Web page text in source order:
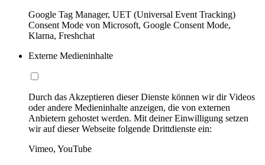
Google Tag Manager, UET (Universal Event Tracking)
Consent Mode von Microsoft, Google Consent Mode,
Klarna, Freshchat
Externe Medieninhalte
Durch das Akzeptieren dieser Dienste können wir dir Videos
oder andere Medieninhalte anzeigen, die von externen
Anbietern gehostet werden. Mit deiner Einwilligung setzen
wir auf dieser Webseite folgende Drittdienste ein:
Vimeo, YouTube